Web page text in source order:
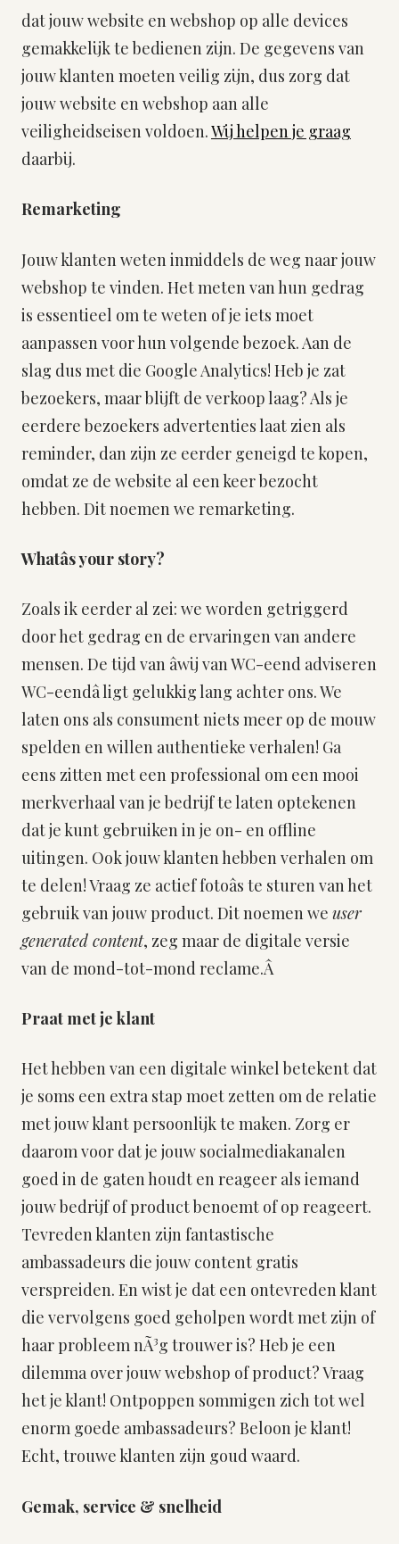
dat jouw website en webshop op alle devices
gemakkelijk te bedienen zijn. De gegevens van
jouw klanten moeten veilig zijn, dus zorg dat
jouw website en webshop aan alle
veiligheidseisen voldoen.Wij helpen je graag
daarbij.
Remarketing
Jouw klanten weten inmiddels de weg naar jouw
webshop te vinden. Het meten van hun gedrag
is essentieel om te weten of je iets moet
aanpassen voor hun volgende bezoek. Aan de
slag dus met die Google Analytics! Heb je zat
bezoekers, maar blijft de verkoop laag? Als je
eerdere bezoekers advertenties laat zien als
reminder, dan zijn ze eerder geneigd te kopen,
omdat ze de website al een keer bezocht
hebben. Dit noemen we remarketing.
Whatâs your story?
Zoals ik eerder al zei: we worden getriggerd
door het gedrag en de ervaringen van andere
mensen. De tijd van âwij van WC-eend adviseren
WC-eendâ ligt gelukkig lang achter ons. We
laten ons als consument niets meer op de mouw
spelden en willen authentieke verhalen! Ga
eens zitten met een professional om een mooi
merkverhaal van je bedrijf te laten optekenen
dat je kunt gebruiken in je on- en offline
uitingen. Ook jouw klanten hebben verhalen om
te delen! Vraag ze actief fotoâs te sturen van het
gebruik van jouw product. Dit noemen we user
generated content, zeg maar de digitale versie
van de mond-tot-mond reclame.Â
Praat met je klant
Het hebben van een digitale winkel betekent dat
je soms een extra stap moet zetten om de relatie
met jouw klant persoonlijk te maken. Zorg er
daarom voor dat je jouw socialmediakanalen
goed in de gaten houdt en reageer als iemand
jouw bedrijf of product benoemt of op reageert.
Tevreden klanten zijn fantastische
ambassadeurs die jouw content gratis
verspreiden. En wist je dat een ontevreden klant
die vervolgens goed geholpen wordt met zijn of
haar probleem nÃ³g trouwer is? Heb je een
dilemma over jouw webshop of product? Vraag
het je klant! Ontpoppen sommigen zich tot wel
enorm goede ambassadeurs? Beloon je klant!
Echt, trouwe klanten zijn goud waard.
Gemak, service & snelheid